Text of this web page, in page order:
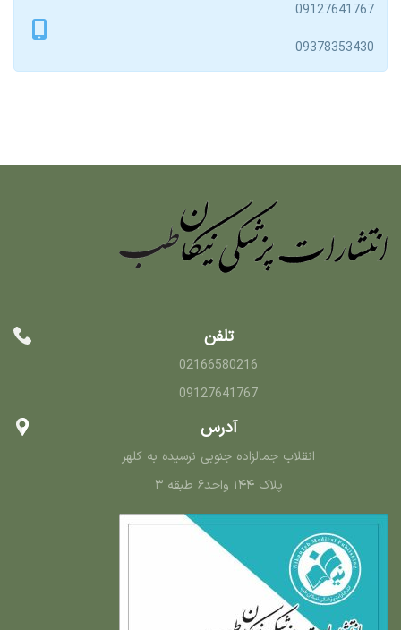
09127641767
09378353430
تلفن
02166580216
09127641767
آدرس
انقلاب جمالزاده جنوبی نرسیده به کلهر
پلاک ۱۴۴ واحد۶ طبقه ۳